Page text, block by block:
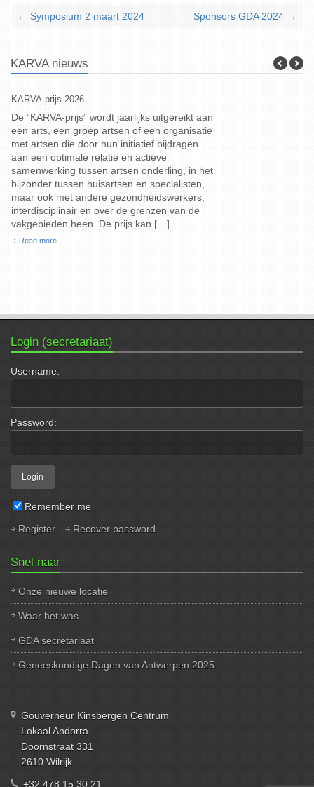
← Symposium 2 maart 2024 Sponsors GDA 2024 →
KARVA nieuws
KARVA-prijs 2026
De “KARVA-prijs” wordt jaarlijks uitgereikt aan
een arts, een groep artsen of een organisatie
met artsen die door hun initiatief bijdragen
aan een optimale relatie en actieve
samenwerking tussen artsen onderling, in het
bijzonder tussen huisartsen en specialisten,
maar ook met andere gezondheidswerkers,
interdisciplinair en over de grenzen van de
vakgebieden heen. De prijs kan […]
Read more
Login (secretariaat)
Username:
Password:
Remember me
Register
Recover password
Snel naar
Onze nieuwe locatie
Waar het was
GDA secretariaat
Geneeskundige Dagen van Antwerpen 2025
Gouverneur Kinsbergen Centrum
Lokaal Andorra
Doornstraat 331
2610 Wilrijk
+32 478 15 30 21